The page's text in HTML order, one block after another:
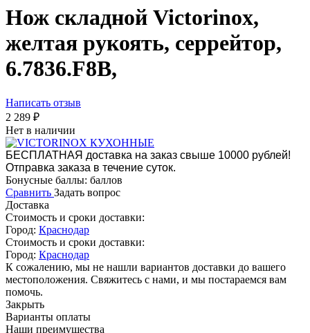
Нож складной Victorinox,
желтая рукоять, серрейтор,
6.7836.F8B,
Написать отзыв
2 289 ₽
Нет в наличии
БЕСПЛАТНАЯ доставка на заказ свыше 10000 рублей!
Отправка заказа в течение суток.
Бонусные баллы: баллов
Сравнить Задать вопрос
Доставка
Стоимость и сроки доставки:
Город: Краснодар
Стоимость и сроки доставки:
Город: Краснодар
К сожалению, мы не нашли вариантов доставки до вашего
местоположения. Свяжитесь с нами, и мы постараемся вам
помочь.
Закрыть
Варианты оплаты
Наши преимущества